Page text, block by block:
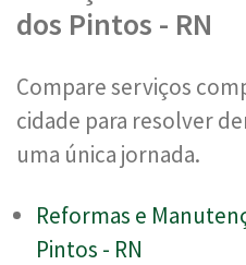
dos Pintos - RN
Compare serviços
cidade para resolver
uma única jornada.
Reformas e
Pintos - RN